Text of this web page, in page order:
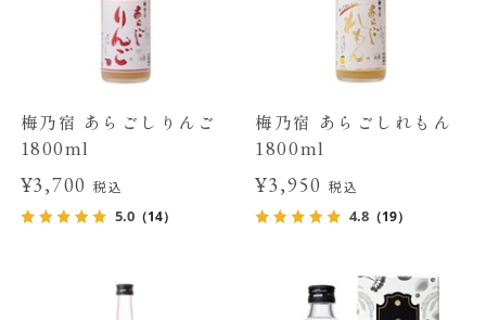
梅乃宿 あらごしりんご
1800ml
¥3,700税込
5.0（14）
梅乃宿 あらごしれもん
1800ml
¥3,950 税込
4.8 （19）